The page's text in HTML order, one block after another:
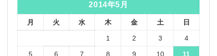
2014年5月
月 火 水 木 金 土 日
1 2 3 4
5 6 7 8 9 10 11